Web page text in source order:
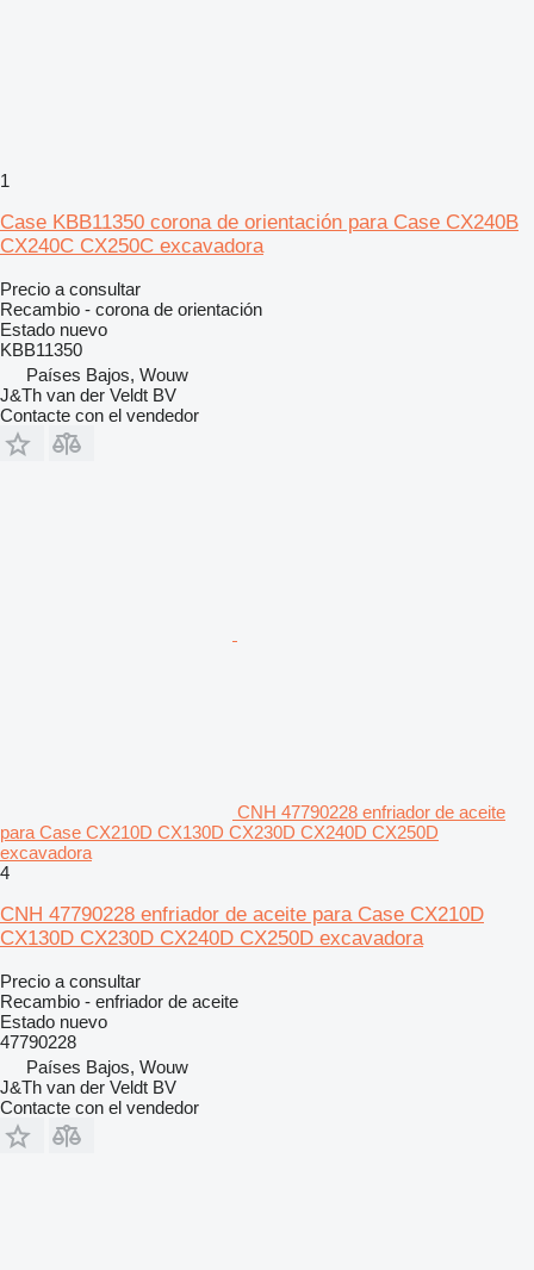
1
Case KBB11350 corona de orientación para Case CX240B
CX240C CX250C excavadora
Precio a consultar
Recambio - corona de orientación
Estado nuevo
KBB11350
Países Bajos, Wouw
J&Th van der Veldt BV
Contacte con el vendedor
CNH 47790228 enfriador de aceite
para Case CX210D CX130D CX230D CX240D CX250D
excavadora
4
CNH 47790228 enfriador de aceite para Case CX210D
CX130D CX230D CX240D CX250D excavadora
Precio a consultar
Recambio - enfriador de aceite
Estado nuevo
47790228
Países Bajos, Wouw
J&Th van der Veldt BV
Contacte con el vendedor